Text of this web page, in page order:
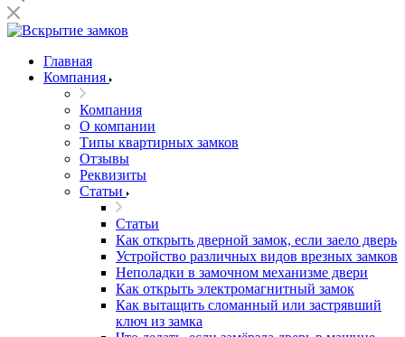
Главная
Компания
Компания
О компании
Типы квартирных замков
Отзывы
Реквизиты
Статьи
Статьи
Как открыть дверной замок, если заело дверь
Устройство различных видов врезных замков
Неполадки в замочном механизме двери
Как открыть электромагнитный замок
Как вытащить сломанный или застрявший
ключ из замка